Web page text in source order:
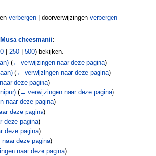
verbergen| doorverwijzingen verbergen
Musa cheesmanii:
250 500) bekijken.
(← verwijzingen naar deze pagina)
(← verwijzingen naar deze pagina)
deze pagina)
(← verwijzingen naar deze pagina)
naar deze pagina)
deze pagina)
deze pagina)
deze pagina)
deze pagina)
naar deze pagina)